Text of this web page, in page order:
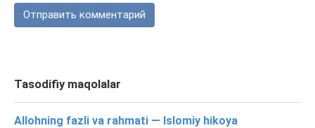
Tasodifiy maqolalar
Allohning fazli va rahmati — Islomiy hikoya